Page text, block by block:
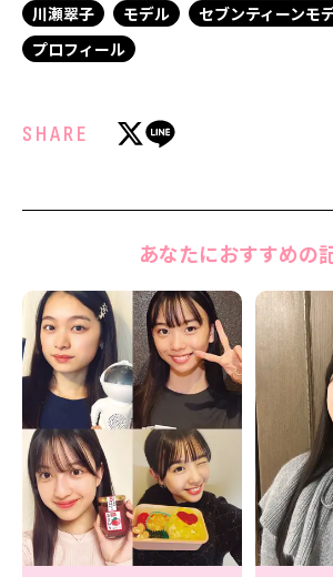
川瀬翠子 モデル
セブンティーンモ
プロフィール
SHARE
あなたにおすすめの